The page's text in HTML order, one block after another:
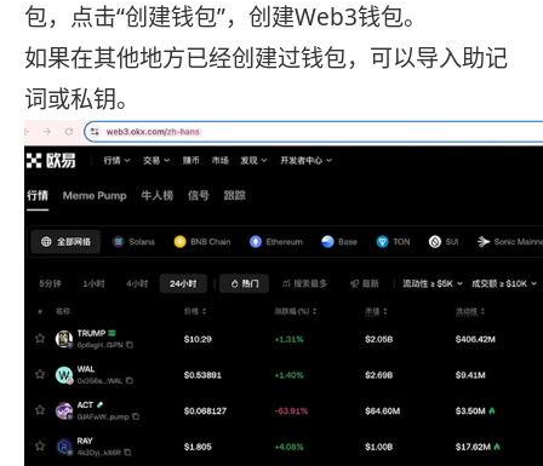
包，点击“创建钱包”，创建Web3钱包。
如果在其他地方已经创建过钱包，可以导入助记
词或私钥。